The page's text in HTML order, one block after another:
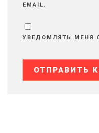
EMAIL.
УВЕДОМЛЯТЬ МЕНЯ